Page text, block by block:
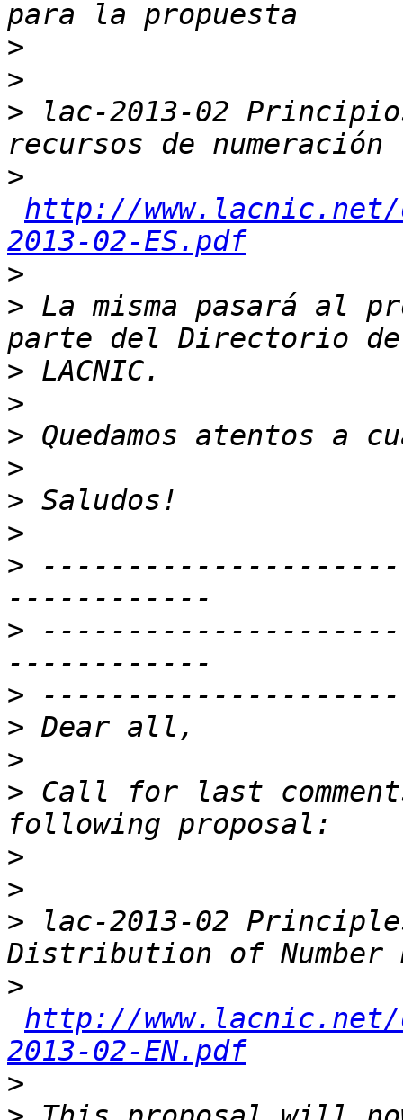
>
>
> lac-2013-02
>
http://www.lacnic.net/
2013-02-ES.pdf
>
> La misma pasará al
>
>
>
>
>
>
>
>
>
>
>
> Call for last
>
>
> lac-2013-02
>
http://www.lacnic.net/
2013-02-EN.pdf
>